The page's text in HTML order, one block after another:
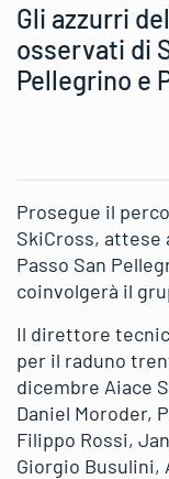
Gli azzurri
osservati di
Pellegrino e
Prosegue il
SkiCross, attese
Passo San
coinvolgerà il
Il direttore
per il raduno
dicembre Aiace
Daniel Moroder,
Filippo Rossi,
Giorgio Busulini,